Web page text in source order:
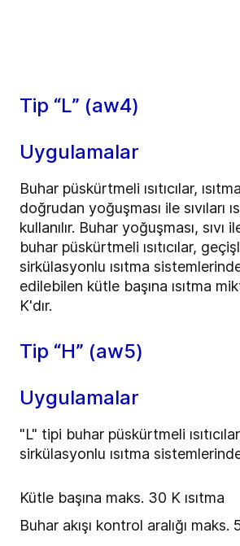
Tip “L” (aw4)
Uygulamalar
Buhar püskürtmeli ısıtıcılar,
doğrudan yoğuşması ile sıvıları
kullanılır. Buhar yoğuşması, sıvı
buhar püskürtmeli ısıtıcılar,
sirkülasyonlu ısıtma
edilebilen kütle başına ısıtma
K'dır.
Tip “H” (aw5)
Uygulamalar
"L" tipi buhar püskürtmeli
sirkülasyonlu ısıtma sistemlerinde
Kütle başına maks. 30 K ısıtma
Buhar akışı kontrol aralığı maks.